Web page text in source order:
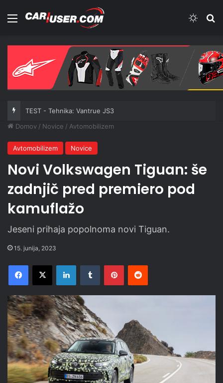
Meni
TEST - Tehnika: Vantrue JS3
Domov / Novice / Avtomobilizem
Avtomobilizem Novice
Novi Volkswagen Tiguan: še
zadnjič pred premiero pod
kamuflažo
Jeseni prihaja popolnoma novi Tiguan.
15. junija, 2023
Facebook
X LinkedInTumblr PinterestReddit